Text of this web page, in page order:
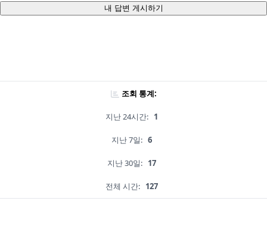
내 답변 게시하기
조회 통계:
지난 24시간: 1
지난 7일: 6
지난 30일: 17
전체 시간: 127